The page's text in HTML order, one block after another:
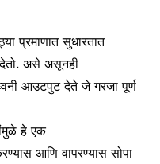
प्रमाणात सुधारतात
असे असूनही
आउटपुट देते जे गरजा पूर्ण
हे एक
आणि वापरण्यास सोपा